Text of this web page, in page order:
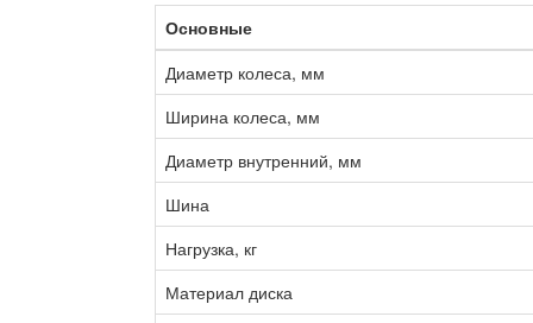
Основные
Диаметр колеса, мм
Ширина колеса, мм
Диаметр внутренний, мм
Шина
Нагрузка, кг
Материал диска